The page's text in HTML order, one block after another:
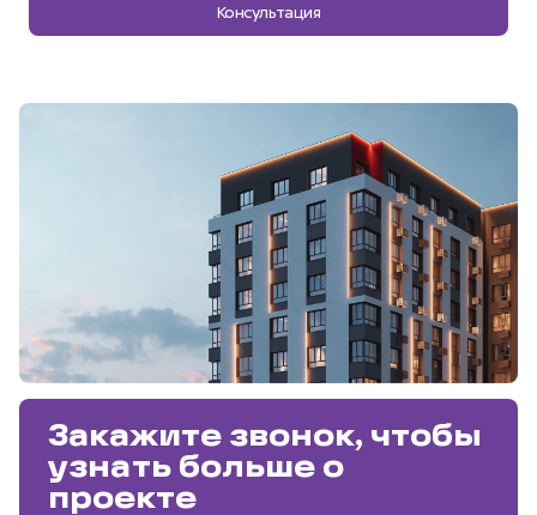
Консультация
Закажите звонок, чтобы
узнать больше о
проекте